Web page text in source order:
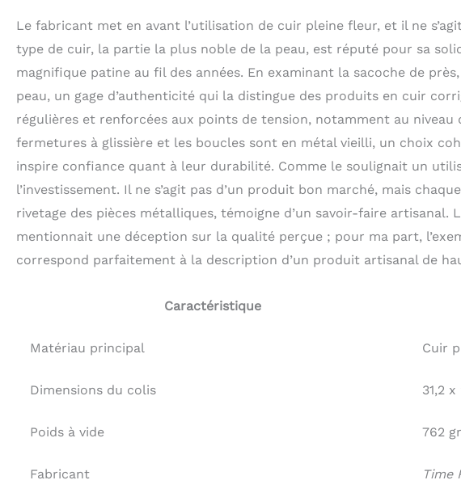
Le fabricant met en avant l’utilisation de cuir pleine fleur, et il ne
type de cuir, la partie la plus noble de la peau, est réputé pour sa
magnifique patine au fil des années. En examinant la sacoche de
peau, un gage d’authenticité qui la distingue des produits en cuir
régulières et renforcées aux points de tension, notamment au niveau
fermetures à glissière et les boucles sont en métal vieilli, un choix
inspire confiance quant à leur durabilité. Comme le soulignait un
l’investissement. Il ne s’agit pas d’un produit bon marché, mais
rivetage des pièces métalliques, témoigne d’un savoir-faire artisanal.
mentionnait une déception sur la qualité perçue ; pour ma part,
correspond parfaitement à la description d’un produit artisanal de
Caractéristique
Matériau principal Cuir
Dimensions du colis 31,2
Poids à vide 762
Fabricant Time